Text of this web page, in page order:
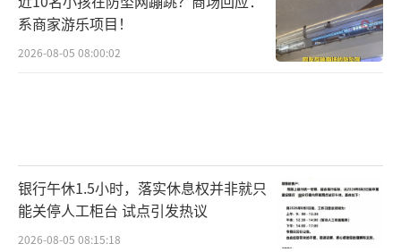
系商家游乐项目！
2026-08-05 08:00:02
银行午休1.5小时，落实休息权并非就只
能关停人工柜台 试点引发热议
2026-08-05 08:15:18